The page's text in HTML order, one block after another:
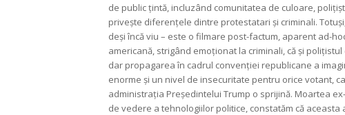
de public țintă, incluzând comunitatea de culoare,
privește diferențele dintre protestatari și criminali.
deși încă viu – este o filmare post-factum, aparent ad-
americană, strigând emoționat la criminali, că și
dar propagarea în cadrul convenției republicane a
enorme și un nivel de insecuritate pentru orice votant,
administrația Președintelui Trump o sprijină. Moartea
de vedere a tehnologiilor politice, constatăm că